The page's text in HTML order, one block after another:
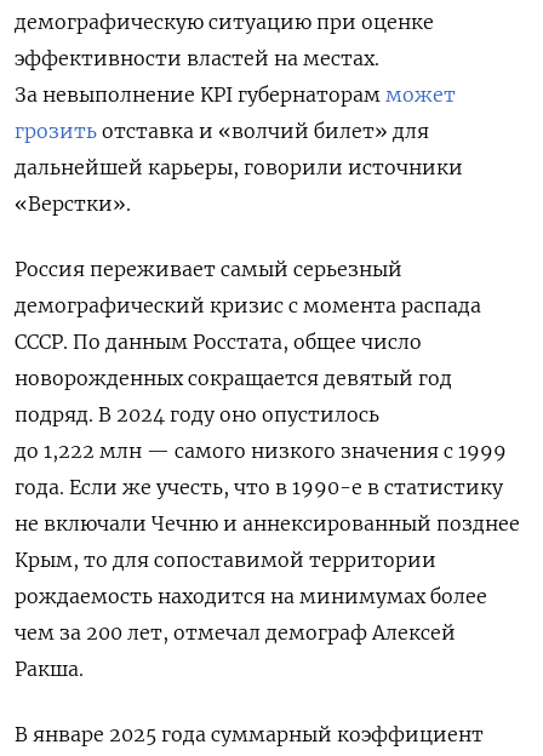
демографическую ситуацию при оценке
эффективности властей на местах.
За невыполнение KPI губернаторам может
грозить отставка и «волчий билет» для
дальнейшей карьеры, говорили источники
«Верстки».
Россия переживает самый серьезный
демографический кризис с момента распада
СССР. По данным Росстата, общее число
новорожденных сокращается девятый год
подряд. В 2024 году оно опустилось
до 1,222 млн — самого низкого значения с 1999
года. Если же учесть, что в 1990-е в статистику
не включали Чечню и аннексированный позднее
Крым, то для сопоставимой территории
рождаемость находится на минимумах более
чем за 200 лет, отмечал демограф Алексей
Ракша.
В январе 2025 года суммарный коэффициент